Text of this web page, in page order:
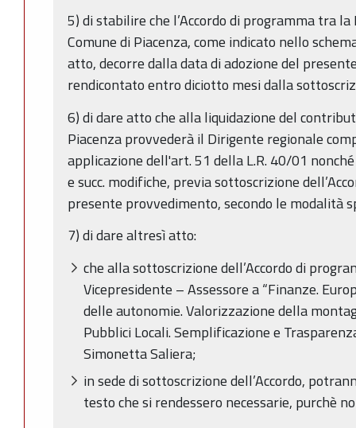
5) di stabilire che l’Accordo di programma tra
Comune di Piacenza, come indicato nello
atto, decorre dalla data di adozione del
rendicontato entro diciotto mesi dalla
6) di dare atto che alla liquidazione del
Piacenza provvederà il Dirigente regionale
applicazione dell'art. 51 della L.R. 40/01
e succ. modifiche, previa sottoscrizione
presente provvedimento, secondo le modalità
7) di dare altresì atto:
che alla sottoscrizione dell’Accordo di
Vicepresidente – Assessore a “Finanze.
delle autonomie. Valorizzazione della
Pubblici Locali. Semplificazione e
Simonetta Saliera;
in sede di sottoscrizione dell’Accordo,
testo che si rendessero necessarie, purchè